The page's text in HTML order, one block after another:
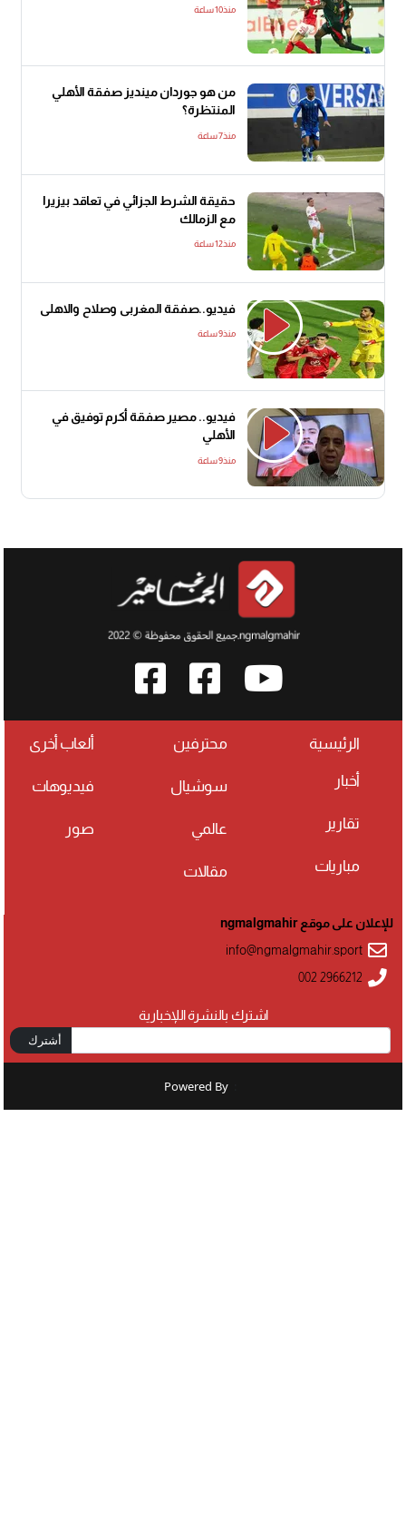
منذ10 ساعة
من هو جوردان مينديز صفقة الأهلي
المنتظرة؟
منذ7 ساعة
حقيقة الشرط الجزائي في تعاقد بيزيرا
مع الزمالك
منذ12 ساعة
فيديو..صفقة المغربى وصلاح والاهلى
منذ9 ساعة
فيديو.. مصير صفقة أكرم توفيق في
الأهلي
منذ9 ساعة
الرئيسية
أخبار
تقارير
مباريات
محترفين
سوشيال
عالمي
مقالات
ألعاب أخرى
فيديوهات
صور
اشترك بالنشرة اللإخبارية
أشترك
للإعلان على موقع ngmalgmahir
info@ngmalgmahir.sport
002 2966212
Powered By